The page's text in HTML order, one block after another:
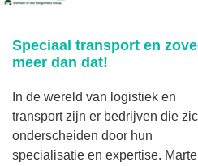
Speciaal transport en
meer dan dat!
In de wereld van logistiek en
transport zijn er bedrijven die
onderscheiden door hun
specialisatie en expertise.